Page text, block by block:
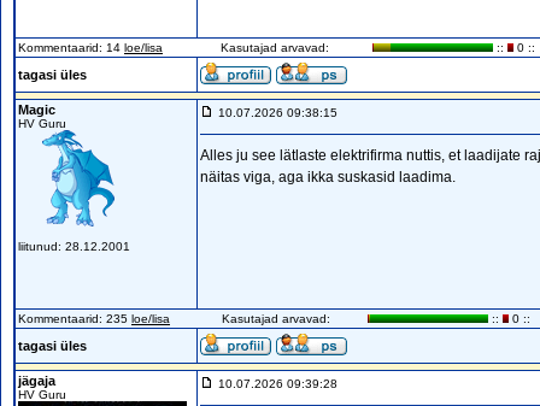
Kommentaarid: 14 loe/lisa Kasutajad arvavad: :: 0 ::
tagasi üles
Magic
HV Guru
liitunud: 28.12.2001
10.07.2026 09:38:15
Alles ju see lätlaste elektrifirma nuttis, et laadijate
näitas viga, aga ikka suskasid laadima.
Kommentaarid: 235 loe/lisa Kasutajad arvavad: :: 0 ::
tagasi üles
jägaja
HV Guru
10.07.2026 09:39:28